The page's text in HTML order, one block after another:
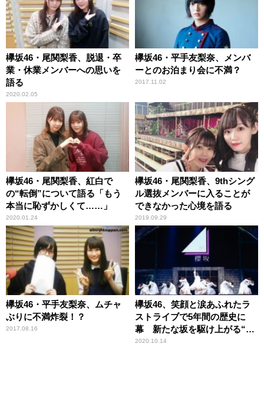
欅坂46・尾関梨香、脱退・卒
業・休業メンバーへの思いを
語る
2020.02.05
欅坂46・平手友梨奈、メンバ
ーとのお泊まり会に不満？
2017.11.02
欅坂46・尾関梨香、紅白で
の“転倒”について語る「もう
本当に恥ずかしくて……」
2020.01.24
欅坂46・尾関梨香、9thシング
ル選抜メンバーに入ることが
できなかった心境を語る
2019.09.29
欅坂46・平手友梨奈、ムチャ
ぶりに不満炸裂！？
2017.08.16
欅坂46、笑顔と涙あふれたラ
ストライブで5年間の歴史に
幕 新たな坂を駆け上がる“櫻
坂46”が誕生
2020.10.14